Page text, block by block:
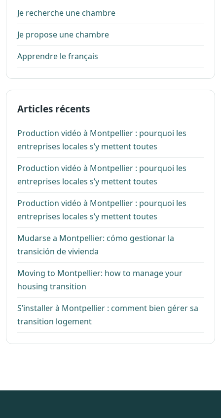
Je recherche une chambre
Je propose une chambre
Apprendre le français
Articles récents
Production vidéo à Montpellier : pourquoi les
entreprises locales s’y mettent toutes
Production vidéo à Montpellier : pourquoi les
entreprises locales s’y mettent toutes
Production vidéo à Montpellier : pourquoi les
entreprises locales s’y mettent toutes
Mudarse a Montpellier: cómo gestionar la
transición de vivienda
Moving to Montpellier: how to manage your
housing transition
S’installer à Montpellier : comment bien gérer sa
transition logement